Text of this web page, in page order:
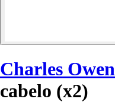
Charles Owen
cabelo (x2)